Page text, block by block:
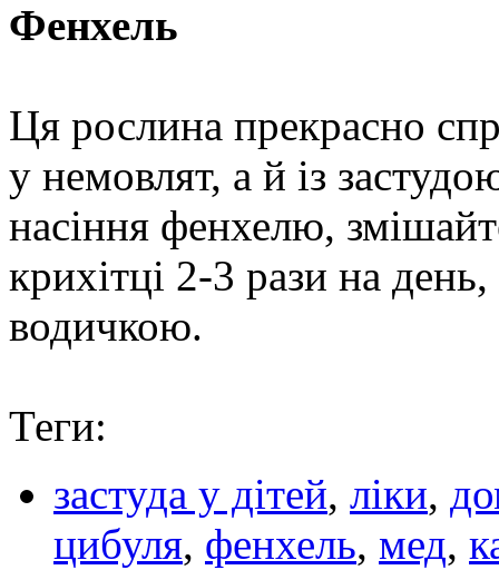
Фенхель
Ця рослина прекрасно
у немовлят, а й із
насіння фенхелю,
крихітці 2-3 рази на
водичкою.
Теги:
застуда у дітей, ліки,
цибуля, фенхель, мед,